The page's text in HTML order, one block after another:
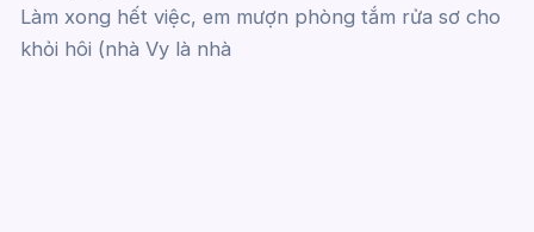
Làm xong hết việc, em mượn phòng tắm rửa sơ cho
khỏi hôi (nhà Vy là nhà